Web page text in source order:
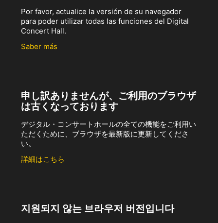
Por favor, actualice la versión de su navegador
para poder utilizar todas las funciones del Digital
Concert Hall.
Saber más
申し訳ありませんが、ご利用のブラウザ
は古くなっております
デジタル・コンサートホールの全ての機能をご利用い
ただくために、ブラウザを最新版に更新してくださ
い。
詳細はこちら
지원되지 않는 브라우저 버전입니다